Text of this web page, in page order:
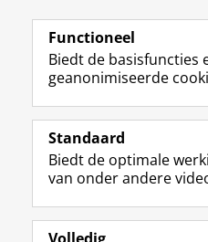
View this page in:English
Volg de RUG
Studiekiezers
Alumni
Functioneel
Biedt de basisfuncties
geanonimiseerde
Standaard
Biedt de optimale
van onder andere